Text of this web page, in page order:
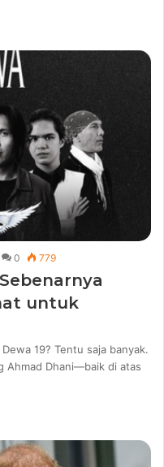
0 779
untuk
19? Tentu saja banyak.
Ahmad Dhani—baik di atas